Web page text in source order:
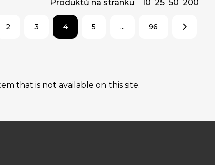
Produktů na stránku 10 25 50 200
2 3 4 5 ... 96
that is not available on this site.